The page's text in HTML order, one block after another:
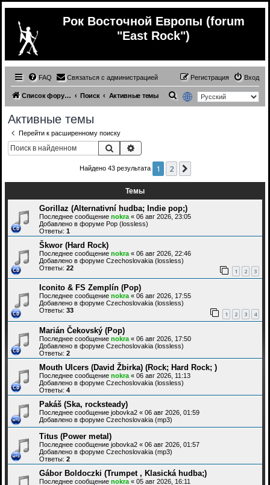
Рок Восточной Европы (forum
"East Rock")
FAQ Связаться с администрацией Вход
Регистрация
Список форумов Поиск Активные темы
Активные темы
Перейти к расширенному поиску
Поиск
Найдено 43 результата 1 2
Темы
Gorillaz (Alternativní hudba; Indie pop;)
Последнее сообщение nokra « 06 авг 2026, 23:05
Добавлено в форуме Pop (lossless)
Ответы: 1
Škwor (Hard Rock)
Последнее сообщение nokra « 06 авг 2026, 22:46
Добавлено в форуме Czechoslovakia (lossless)
Ответы: 22 1 2 3
Iconito & FS Zemplín (Pop)
Последнее сообщение nokra « 06 авг 2026, 17:55
Добавлено в форуме Czechoslovakia (lossless)
Ответы: 33 1 2 3 4
Marián Čekovský (Pop)
Последнее сообщение nokra « 06 авг 2026, 17:50
Добавлено в форуме Czechoslovakia (lossless)
Ответы: 2
Mouth Ulcers (David Žbirka) (Rock; Hard Rock; )
Последнее сообщение nokra « 06 авг 2026, 11:13
Добавлено в форуме Czechoslovakia (lossless)
Ответы: 4
Pakáš (Ska, rocksteady)
Последнее сообщение jobovka2 « 06 авг 2026, 01:59
Добавлено в форуме Czechoslovakia (mp3)
Titus (Power metal)
Последнее сообщение jobovka2 « 06 авг 2026, 01:57
Добавлено в форуме Czechoslovakia (mp3)
Ответы: 2
Gábor Boldoczki (Trumpet , Klasická hudba;)
Последнее сообщение nokra « 05 авг 2026, 16:11